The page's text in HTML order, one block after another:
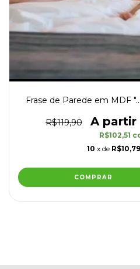
Frase de Parede em MDF
R$119,90
R$102,51
10 x de R$10,79
COMPRAR